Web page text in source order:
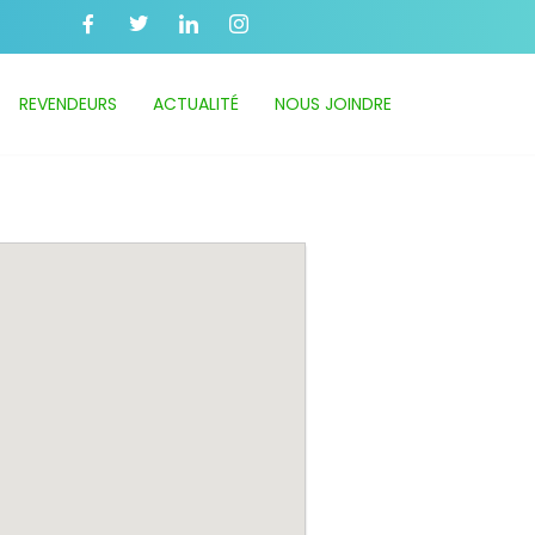
REVENDEURS ACTUALITÉ NOUS JOINDRE